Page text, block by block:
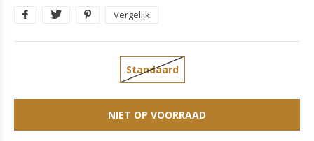
Vergelijk
Standaard
NIET OP VOORRAAD